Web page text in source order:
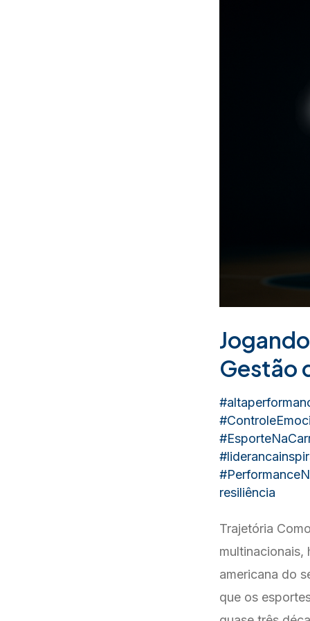
Gestão
resiliência
Trajetória
multinacionais,
americana do
que os